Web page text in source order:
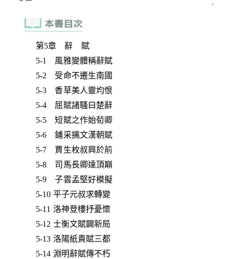
第5章 辭 賦
5-1 風雅變體稱辭賦
5-2 受命不遷生南國
5-3 香草美人靈均恨
5-4 屈賦諸騷曰楚辭
5-5 短賦之作始荀卿
5-6 鋪采摛文漢朝賦
5-7 賈生枚叔興於前
5-8 司馬長卿達頂巔
5-9 子雲孟堅好模擬
5-10 平子元叔求轉變
5-11 洛神登樓抒憂懷
5-12 士衡文賦闢新局
5-13 洛陽紙貴賦三都
5-14 淵明辭賦傳不朽